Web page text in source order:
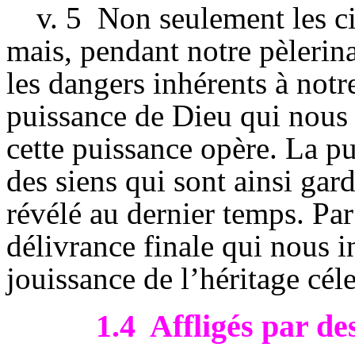
v. 5 Non seulement les
mais, pendant notre
les dangers inhérents à
puissance de Dieu qui
cette puissance opère. La
des siens qui sont ainsi
révélé au dernier temps.
délivrance finale qui nous
jouissance de l’héritage
1.4 Affligés par